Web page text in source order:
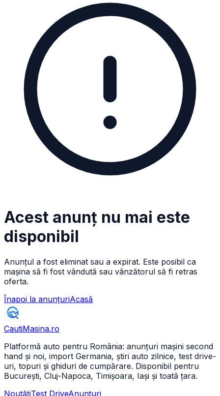
Acest anunț nu mai este
disponibil
Anunțul a fost eliminat sau a expirat. Este posibil ca
mașina să fi fost vândută sau vânzătorul să fi retras
oferta.
Înapoi la anunțuriAcasă
CautiMasina.ro
Platformă auto pentru România: anunțuri mașini second
hand și noi, import Germania, știri auto zilnice, test drive-
uri, topuri și ghiduri de cumpărare. Disponibil pentru
București, Cluj-Napoca, Timișoara, Iași și toată țara.
NoutățiTest DriveAnunțuri